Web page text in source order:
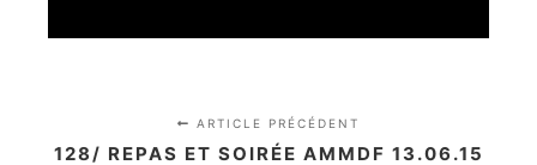
ARTICLE PRÉCÉDENT
128/ REPAS ET SOIRÉE AMMDF 13.06.15